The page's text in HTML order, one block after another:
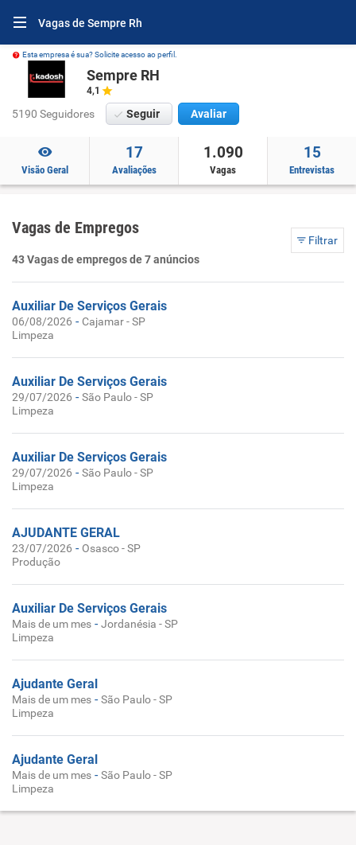
Vagas de Sempre Rh
Esta empresa é sua? Solicite acesso ao perfil.
Sempre RH
4,1
5190 Seguidores Seguir Avaliar
Visão Geral
17
Avaliações
1.090
Vagas
15
Entrevistas
Vagas de Empregos
Filtrar
43 Vagas de empregos de 7 anúncios
Auxiliar De Serviços Gerais
06/08/2026 - Cajamar - SP
Limpeza
Auxiliar De Serviços Gerais
29/07/2026 -São Paulo - SP
Limpeza
Auxiliar De Serviços Gerais
29/07/2026 -São Paulo - SP
Limpeza
AJUDANTE GERAL
23/07/2026 - Osasco - SP
Produção
Auxiliar De Serviços Gerais
Mais de um mes -Jordanésia - SP
Limpeza
Ajudante Geral
Mais de um mes -São Paulo - SP
Limpeza
Ajudante Geral
Mais de um mes -São Paulo - SP
Limpeza